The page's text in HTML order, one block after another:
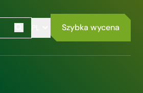
Szybka wycena